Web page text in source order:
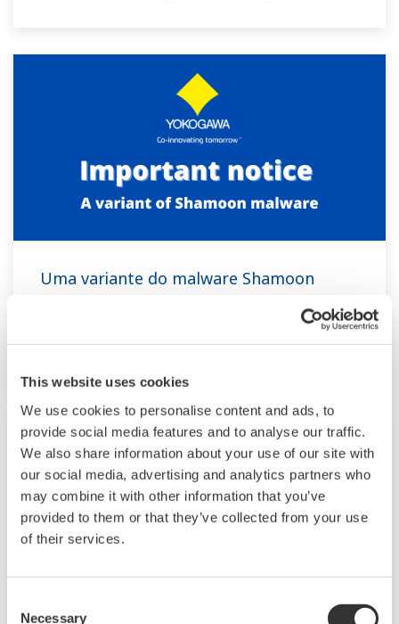
This website uses cookies
We use cookies to personalise content and ads, to
provide social media features and to analyse our traffic.
We also share information about your use of our site with
our social media, advertising and analytics partners who
may combine it with other information that you’ve
provided to them or that they’ve collected from your use
of their services.
Necessary
Uma variante do malware Shamoon
Informações de segurança: Uma variante do malware Shamoon
(Shamoon 3)